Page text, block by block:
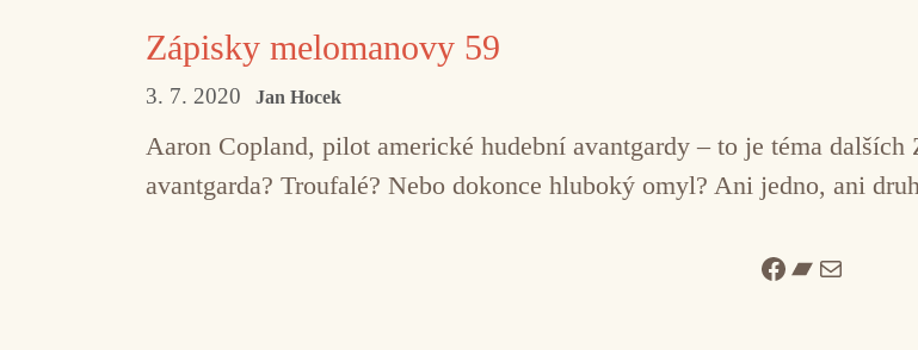
Zápisky melomanovy 59
3. 7. 2020 Jan Hocek
Aaron Copland, pilot americké hudební avantgardy – to je téma
avantgarda? Troufalé? Nebo dokonce hluboký omyl? Ani jedno, ani
Facebook
Bandcamp
Mail